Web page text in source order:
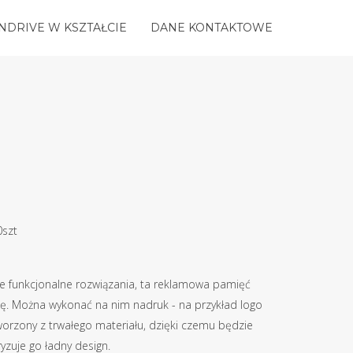
W KSZTAŁCIE DANE KONTAKTOWE
funkcjonalne rozwiązania, ta reklamowa pamięć
Można wykonać na nim nadruk - na przykład logo
z trwałego materiału, dzięki czemu będzie
go ładny design.